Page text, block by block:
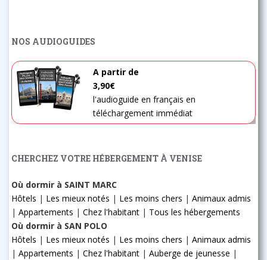
NOS AUDIOGUIDES
A partir de
3,90€
l'audioguide en français en
téléchargement immédiat
CHERCHEZ VOTRE HÉBERGEMENT À VENISE
Où dormir à SAINT MARC
Hôtels | Les mieux notés | Les moins chers | Animaux admis
| Appartements | Chez l'habitant | Tous les hébergements
Où dormir à SAN POLO
Hôtels | Les mieux notés | Les moins chers | Animaux admis
| Appartements | Chez l'habitant | Auberge de jeunesse |